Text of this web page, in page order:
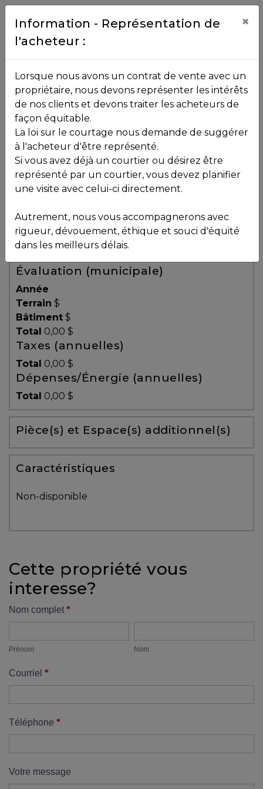
Contact
NOS
PROPRIÉTÉS
VOS
COURTIERS
Équipe
Partenaires
Témoignages
Blogue
ACHAT
Alerte
immobilière
Avec
un
courtier
vous
protégé!
outils
pour
financement
propriétaire
UNE
DÉCISION
!
de
démarrage
:
Toutes les propriétés
Vendu
, , ,
J8A 2A2
Voir plus de photos
Évaluation (municipale)
Année
Terrain $
Bâtiment $
Total 0,00 $
Taxes (annuelles)
Total 0,00 $
Dépenses/Énergie (annuelles)
Total 0,00 $
Pièce(s) et Espace(s) additionnel(s)
Caractéristiques
Non-disponible
Cette propriété vous
interesse?
Formulaire
Nom complet *
Prénom Nom
Courriel *
Téléphone *
Votre message
Information - Représentation de
l'acheteur :
×
Lorsque nous avons un contrat de vente avec un
propriétaire, nous devons représenter les intérêts
de nos clients et devons traiter les acheteurs de
façon équitable.
La loi sur le courtage nous demande de suggérer
à l'acheteur d'être représenté.
Si vous avez déjà un courtier ou désirez être
représenté par un courtier, vous devez planifier
une visite avec celui-ci directement.
Autrement, nous vous accompagnerons avec
rigueur, dévouement, éthique et souci d'équité
dans les meilleurs délais.